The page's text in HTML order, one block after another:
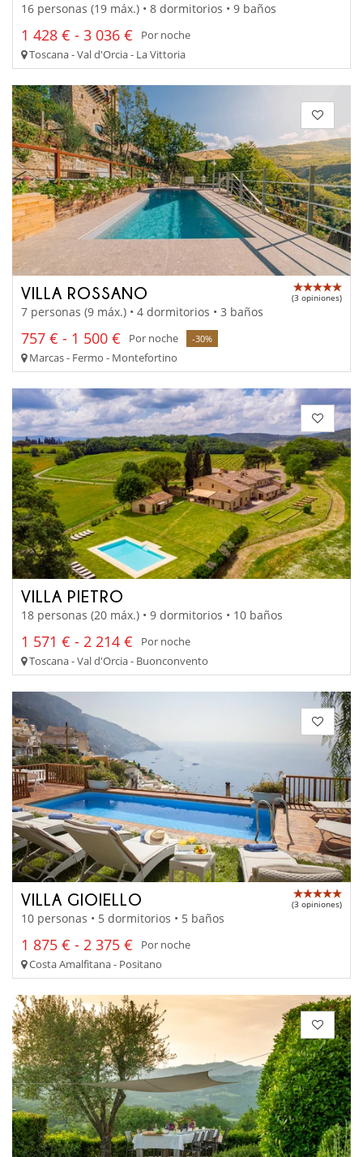
16 personas (19 máx.) • 8 dormitorios • 9 baños
1 428 € - 3 036 €
Por noche
Toscana - Val d'Orcia - La Vittoria
VILLA ROSSANO (3 opiniones)
7 personas (9 máx.) • 4 dormitorios • 3 baños
757 € - 1 500 € Por noche -30%
Marcas - Fermo - Montefortino
VILLA PIETRO
18 personas (20 máx.) • 9 dormitorios • 10 baños
1 571 € - 2 214 €
Por noche
Toscana - Val d'Orcia - Buonconvento
VILLA GIOIELLO (3 opiniones)
10 personas • 5 dormitorios • 5 baños
1 875 € - 2 375 €
Por noche
Costa Amalfitana - Positano